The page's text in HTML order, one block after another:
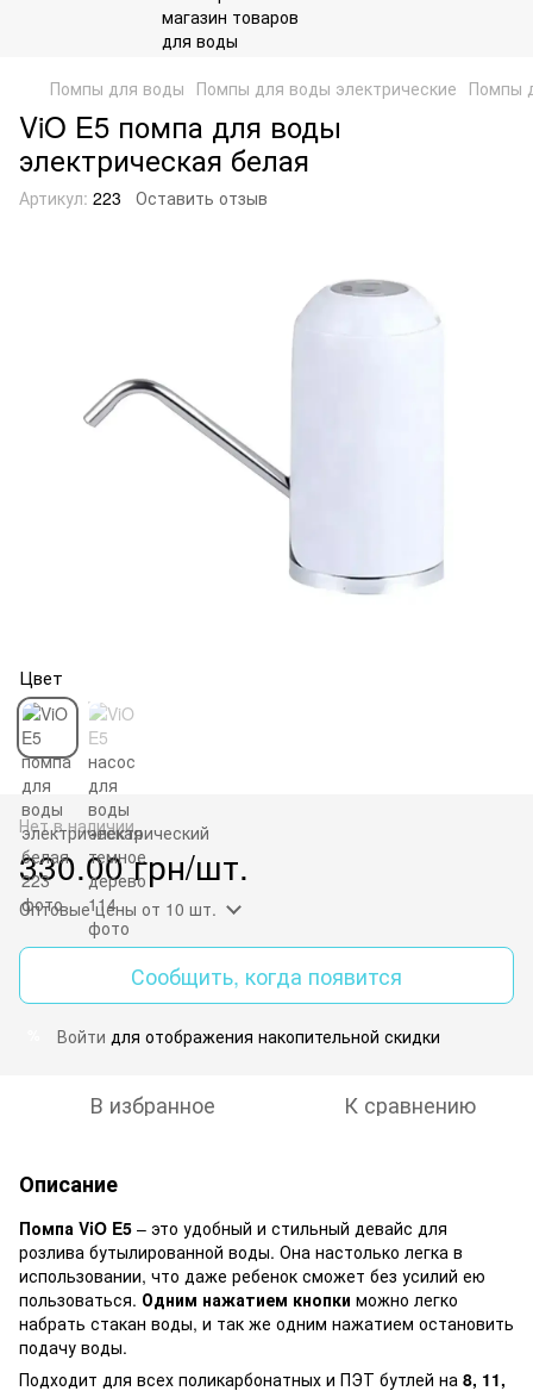
Помпы для воды Помпы для воды электрические Помпы
ViO E5 помпа для воды
электрическая белая
Артикул: 223 Оставить отзыв
Цвет
Нет в наличии
330.00 грн/шт.
Оптовые цены от 10 шт.
Сообщить, когда появится
Войти для отображения накопительной скидки
В избранное К сравнению
Описание
Помпа ViO E5 – это удобный и стильный девайс для
розлива бутылированной воды. Она настолько легка в
использовании, что даже ребенок сможет без усилий ею
пользоваться. Одним нажатием кнопки можно легко
набрать стакан воды, и так же одним нажатием остановить
подачу воды.
Подходит для всех поликарбонатных и ПЭТ бутлей на 8, 11,